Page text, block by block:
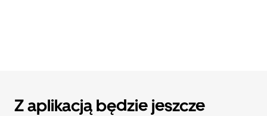
Z aplikacją będzie jeszcze